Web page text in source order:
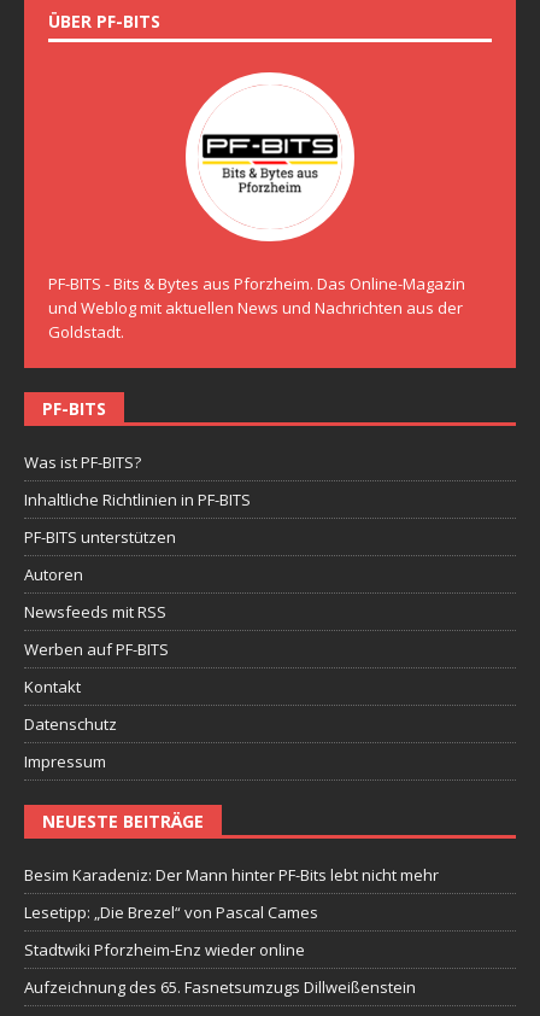
ÜBER PF-BITS
PF-BITS - Bits & Bytes aus Pforzheim. Das Online-Magazin
und Weblog mit aktuellen News und Nachrichten aus der
Goldstadt.
PF-BITS
Was ist PF-BITS?
Inhaltliche Richtlinien in PF-BITS
PF-BITS unterstützen
Autoren
Newsfeeds mit RSS
Werben auf PF-BITS
Kontakt
Datenschutz
Impressum
NEUESTE BEITRÄGE
Besim Karadeniz: Der Mann hinter PF-Bits lebt nicht mehr
Lesetipp: „Die Brezel“ von Pascal Cames
Stadtwiki Pforzheim-Enz wieder online
Aufzeichnung des 65. Fasnetsumzugs Dillweißenstein